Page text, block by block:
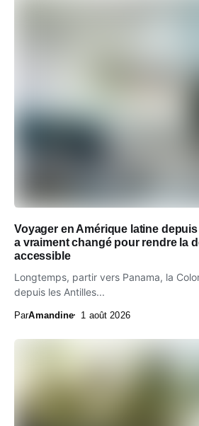
Voyager en Amérique latine
a vraiment changé pour rendre la
accessible
Longtemps, partir vers Panama, la
depuis les Antilles...
ParAmandine 1 août 2026